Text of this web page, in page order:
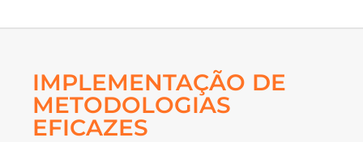
IMPLEMENTAÇÃO DE
METODOLOGIAS
EFICAZES